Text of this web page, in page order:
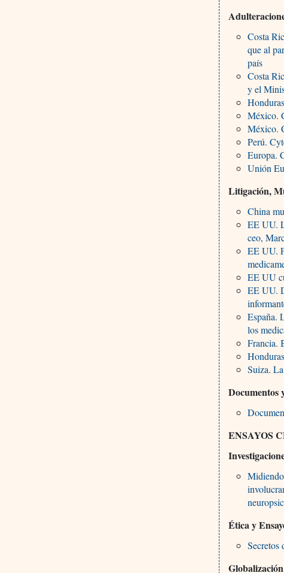
Costa
que al
país
Costa
y el
México.
México.
Perú.
Europa.
Unión
Litigación,
China
EE UU.
ceo,
EE UU.
EE UU
EE UU.
España.
los
Francia.
Suiza.
Documentos
ENSAYOS
Ética y
Secretos